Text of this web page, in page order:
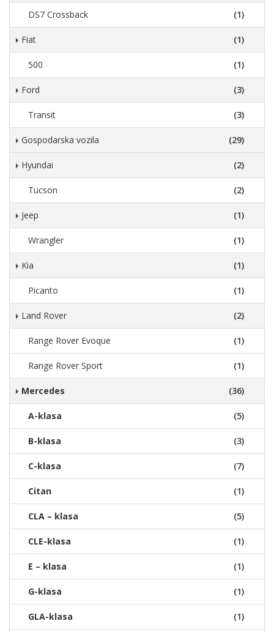
DS7 Crossback (1)
Fiat (1)
500 (1)
Ford (3)
Transit (3)
Gospodarska vozila (29)
Hyundai (2)
Tucson (2)
Jeep (1)
Wrangler (1)
Kia (1)
Picanto (1)
Land Rover (2)
Range Rover Evoque (1)
Range Rover Sport (1)
Mercedes (36)
A-klasa (5)
B-klasa (3)
C-klasa (7)
Citan (1)
CLA – klasa (5)
CLE-klasa (1)
E – klasa (1)
G-klasa (1)
GLA-klasa (1)